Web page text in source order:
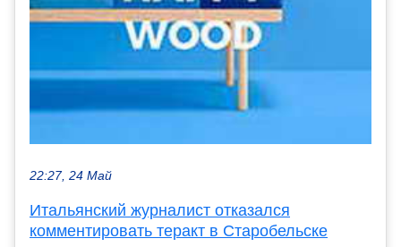
22:27, 24 Май
Итальянский журналист отказался
комментировать теракт в Старобельске